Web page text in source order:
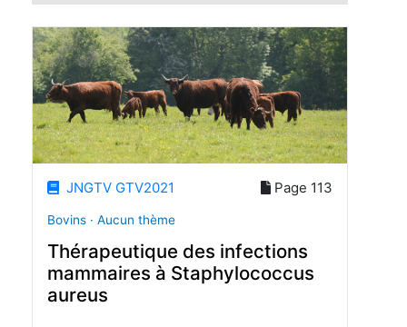
JNGTV GTV2021 Page 113
Bovins · Aucun thème
Thérapeutique des infections
mammaires à Staphylococcus
aureus